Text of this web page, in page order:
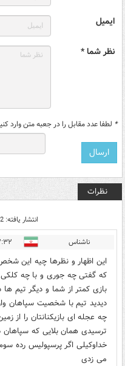
ایمیل
نظر شما *
* لطفا عدد مقابل را در جعبه متن وارد
نظرات
انتشار یافته: 2
ناشناس ۱۲:۳۲ -
که گفتی چه جوری و با چه
بازی کمتر از شما و دیگر تیم ها
دیدید تیم با شخصیت سپاهان
چه عجله ای بازیکنانتان را از
ترسیدی همان بلایی که سپاهان
خداوکیلی اگر پرسپولیس رده
می زدی